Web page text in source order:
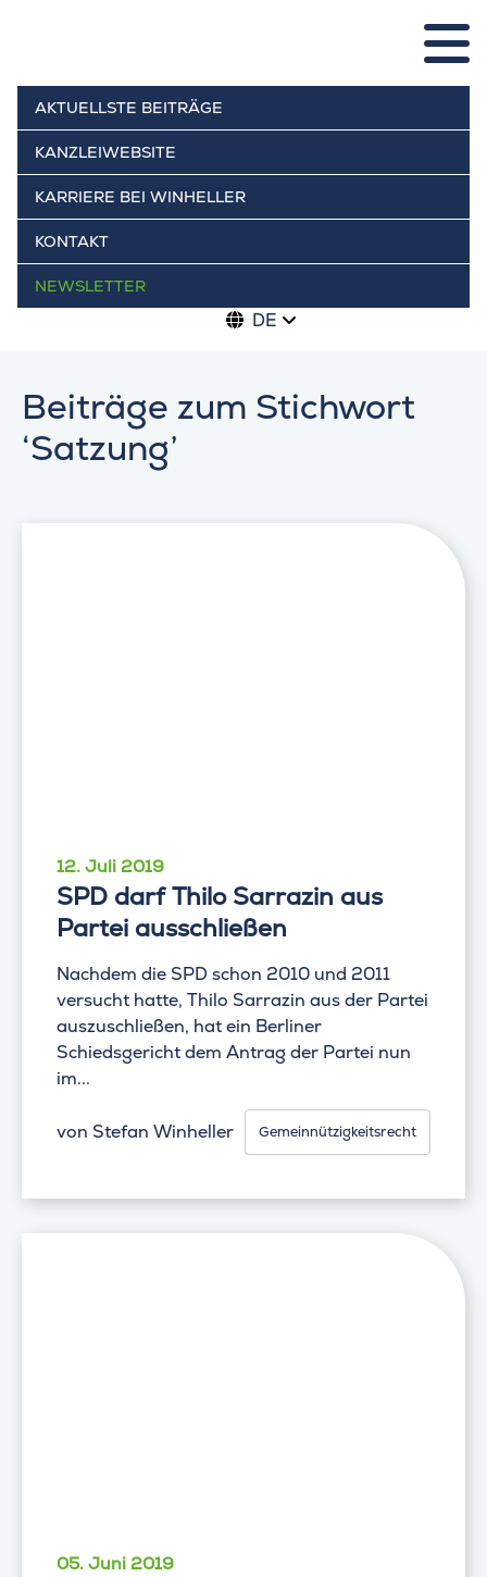
AKTUELLSTE BEITRÄGE
KANZLEIWEBSITE
KARRIERE BEI WINHELLER
KONTAKT
NEWSLETTER
DE
Beiträge zum Stichwort
‘Satzung’
12. Juli 2019
SPD darf Thilo Sarrazin aus
Partei ausschließen
Nachdem die SPD schon 2010 und 2011
versucht hatte, Thilo Sarrazin aus der Partei
auszuschließen, hat ein Berliner
Schiedsgericht dem Antrag der Partei nun
im...
von Stefan Winheller Gemeinnützigkeitsrecht
05. Juni 2019